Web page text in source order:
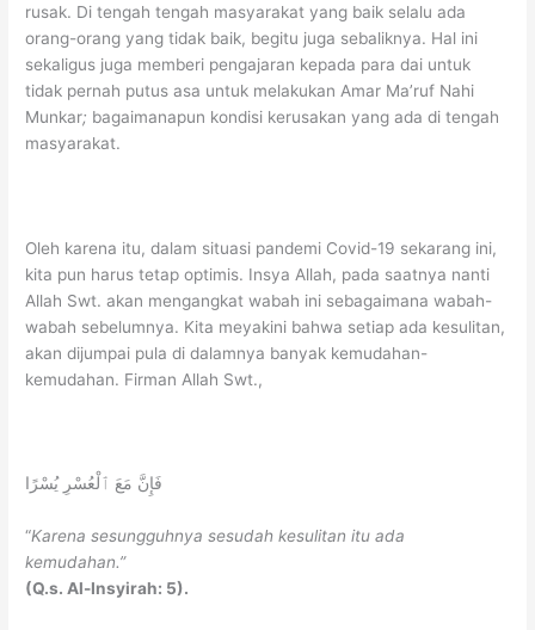
rusak. Di tengah tengah masyarakat yang baik selalu ada
orang-orang yang tidak baik, begitu juga sebaliknya. Hal ini
sekaligus juga memberi pengajaran kepada para dai untuk
tidak pernah putus asa untuk melakukan Amar Ma’ruf Nahi
Munkar; bagaimanapun kondisi kerusakan yang ada di tengah
masyarakat.
Oleh karena itu, dalam situasi pandemi Covid-19 sekarang ini,
kita pun harus tetap optimis. Insya Allah, pada saatnya nanti
Allah Swt. akan mengangkat wabah ini sebagaimana wabah-
wabah sebelumnya. Kita meyakini bahwa setiap ada kesulitan,
akan dijumpai pula di dalamnya banyak kemudahan-
kemudahan. Firman Allah Swt.,
فَإِنَّ مَعَ ٱلْعُسْرِ يُسْرًا
“Karenasesungguhnya sesudah kesulitan itu ada
kemudahan.”
(Q.s. Al-Insyirah: 5).